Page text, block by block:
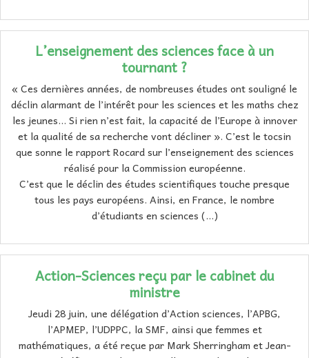
L’enseignement des sciences face à un
tournant ?
« Ces dernières années, de nombreuses études ont souligné le
déclin alarmant de l’intérêt pour les sciences et les maths chez
les jeunes… Si rien n’est fait, la capacité de l’Europe à innover
et la qualité de sa recherche vont décliner ». C’est le tocsin
que sonne le rapport Rocard sur l’enseignement des sciences
réalisé pour la Commission européenne.
C’est que le déclin des études scientifiques touche presque
tous les pays européens. Ainsi, en France, le nombre
d’étudiants en sciences (…)
Action-Sciences reçu par le cabinet du
ministre
Jeudi 28 juin, une délégation d’Action sciences, l’APBG,
l’APMEP, l’UDPPC, la SMF, ainsi que femmes et
mathématiques, a été reçue par Mark Sherringham et Jean-